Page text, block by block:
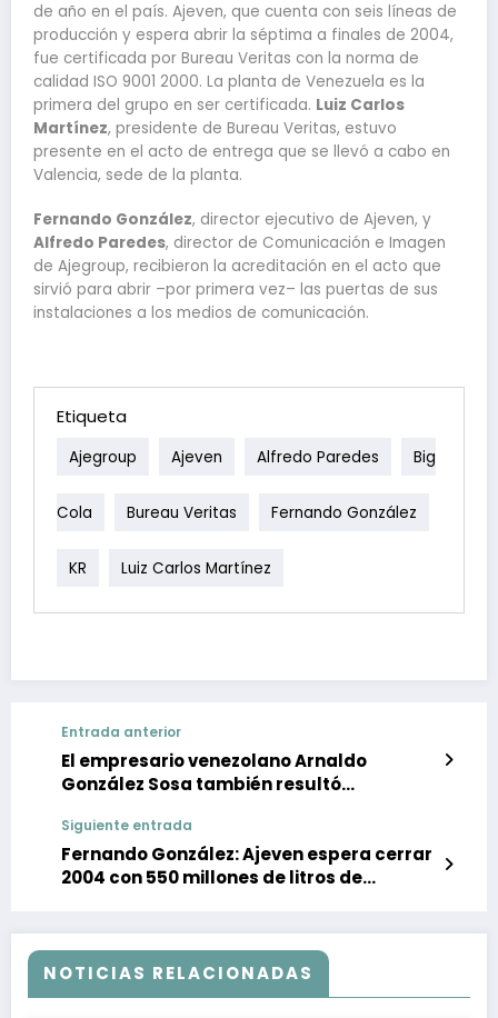
de año en el país. Ajeven, que cuenta con seis líneas de
producción y espera abrir la séptima a finales de 2004,
fue certificada por Bureau Veritas con la norma de
calidad ISO 9001 2000. La planta de Venezuela es la
primera del grupo en ser certificada. Luiz Carlos
Martínez, presidente de Bureau Veritas, estuvo
presente en el acto de entrega que se llevó a cabo en
Valencia, sede de la planta.
Fernando González, director ejecutivo de Ajeven, y
Alfredo Paredes, director de Comunicación e Imagen
de Ajegroup, recibieron la acreditación en el acto que
sirvió para abrir –por primera vez– las puertas de sus
instalaciones a los medios de comunicación.
Etiqueta
Ajegroup Ajeven Alfredo Paredes Big
Cola Bureau Veritas Fernando González
KR Luiz Carlos Martínez
Entrada anterior
El empresario venezolano Arnaldo
González Sosa también resultó
Oswaldo Cisneros
Siguiente entrada
Fernando González: Ajeven espera cerrar
2004 con 550 millones de litros de
NOTICIAS RELACIONADAS